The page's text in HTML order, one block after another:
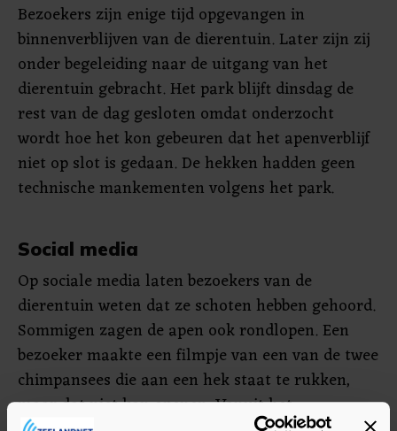
Bezoekers zijn enige tijd opgevangen in
binnenverblijven van de dierentuin. Later zijn zij
onder begeleiding naar de uitgang van het
dierentuin gebracht. Het park blijft dinsdag de
rest van de dag gesloten omdat onderzocht
wordt hoe het kon gebeuren dat het apenverblijf
niet op slot is gedaan. De hekken hadden geen
technische mankementen volgens het park.
Social media
Op sociale media laten bezoekers van de
dierentuin weten dat ze schoten hebben gehoord.
Sommigen zagen de apen ook rondlopen. Een
bezoeker maakte een filmpje van een van de twee
chimpansees die aan een hek staat te rukken,
maar dat niet kan openen. Vanuit het